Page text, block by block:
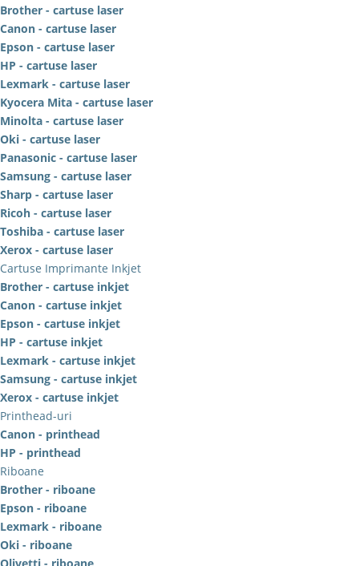
Brother - cartuse laser
Canon - cartuse laser
Epson - cartuse laser
HP - cartuse laser
Lexmark - cartuse laser
Kyocera Mita - cartuse laser
Minolta - cartuse laser
Oki - cartuse laser
Panasonic - cartuse laser
Samsung - cartuse laser
Sharp - cartuse laser
Ricoh - cartuse laser
Toshiba - cartuse laser
Xerox - cartuse laser
Cartuse Imprimante Inkjet
Brother - cartuse inkjet
Canon - cartuse inkjet
Epson - cartuse inkjet
HP - cartuse inkjet
Lexmark - cartuse inkjet
Samsung - cartuse inkjet
Xerox - cartuse inkjet
Printhead-uri
Canon - printhead
HP - printhead
Riboane
Brother - riboane
Epson - riboane
Lexmark - riboane
Oki - riboane